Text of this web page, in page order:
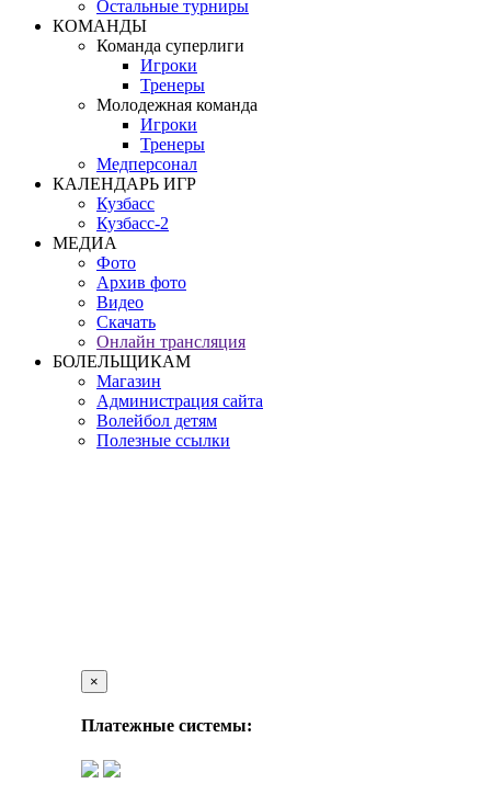
Остальные турниры
КОМАНДЫ
Команда суперлиги
Игроки
Тренеры
Молодежная команда
Игроки
Тренеры
Медперсонал
КАЛЕНДАРЬ ИГР
Кузбасс
Кузбасс-2
МЕДИА
Фото
Архив фото
Видео
Скачать
Онлайн трансляция
БОЛЕЛЬЩИКАМ
Магазин
Администрация сайта
Волейбол детям
Полезные ссылки
×
Платежные системы: